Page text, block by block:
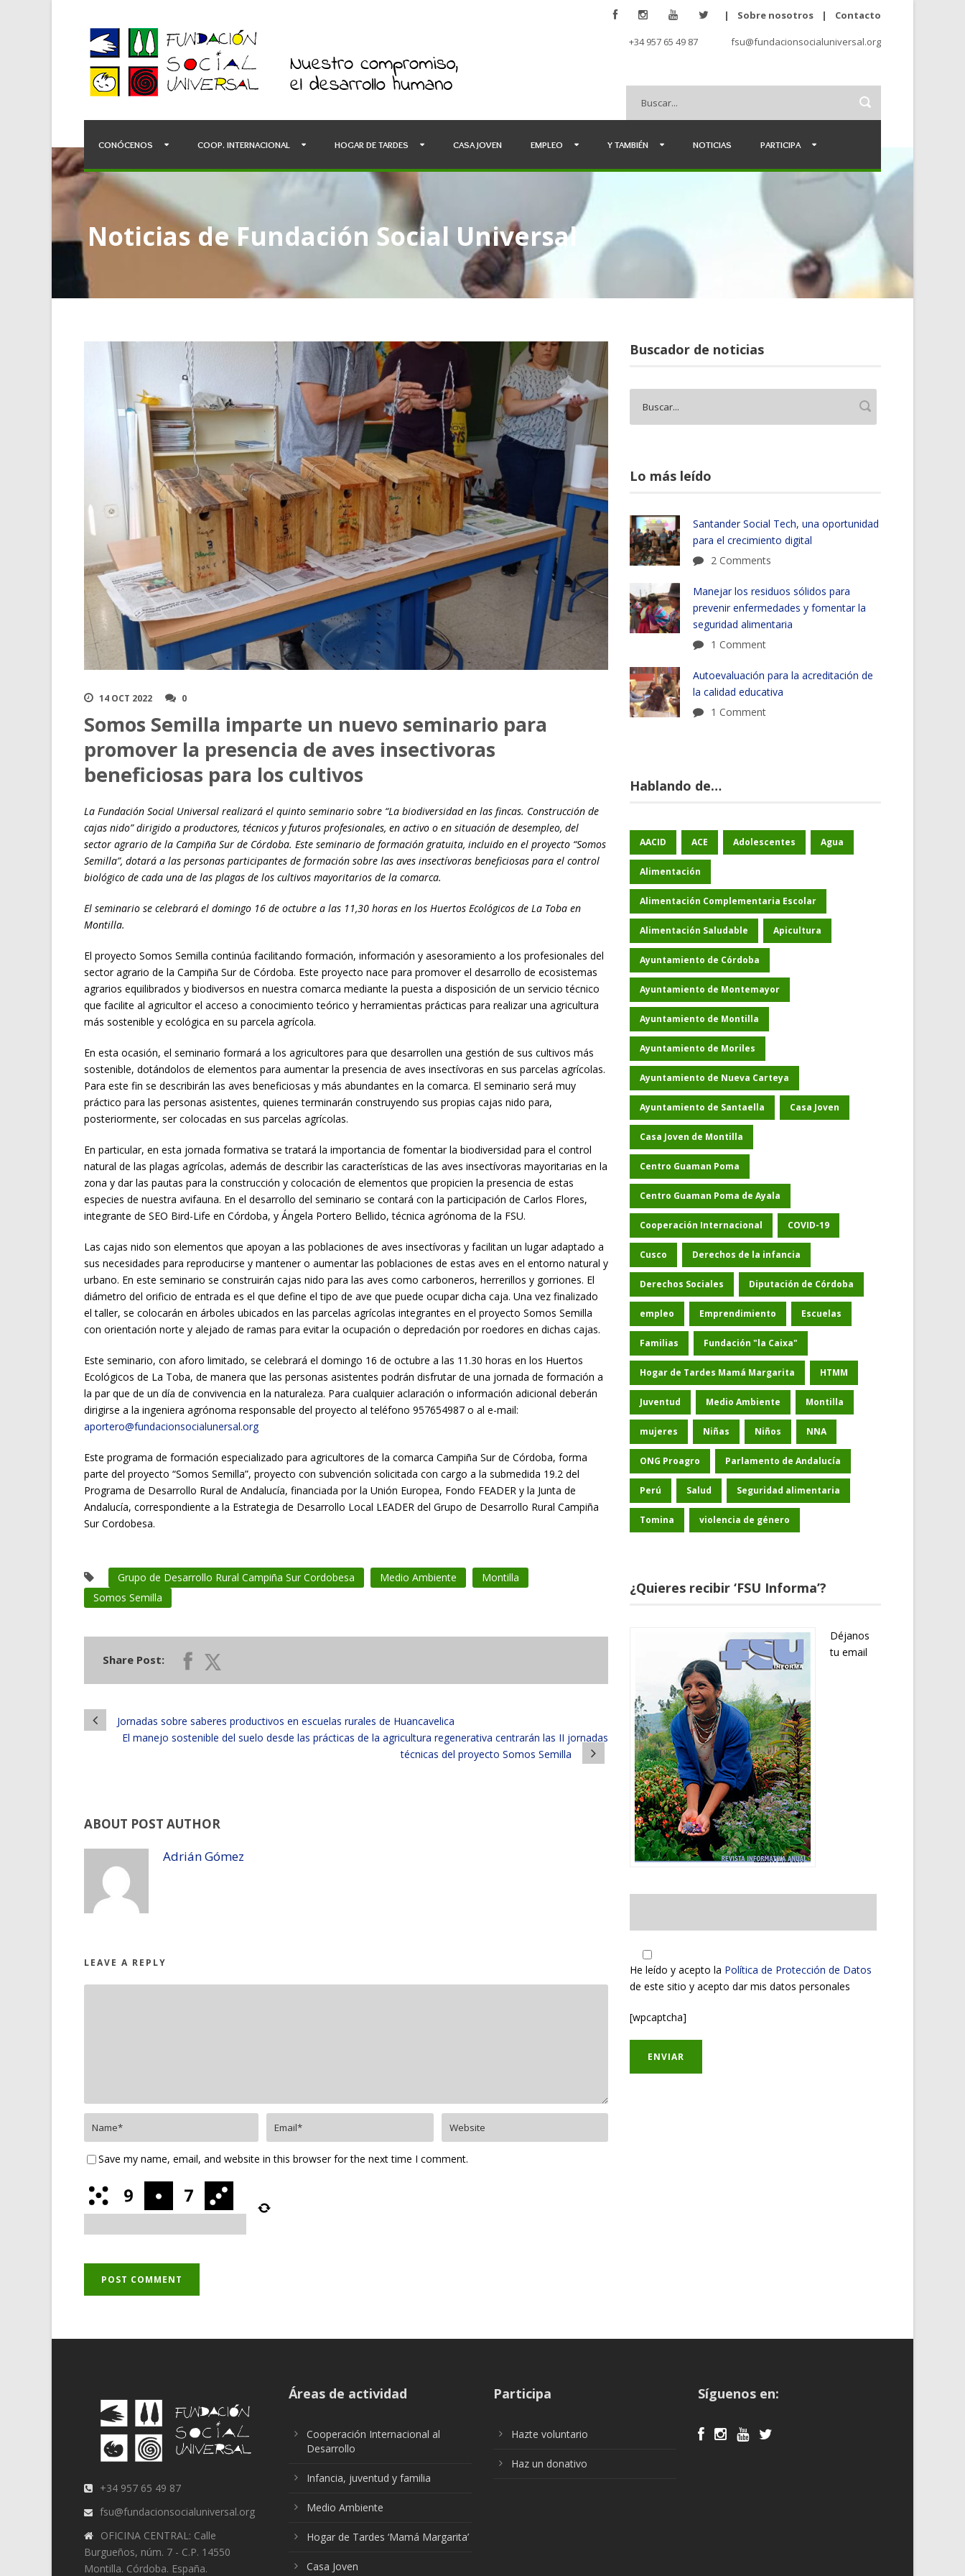
| Sobre nosotros | Contacto
+34 957 65 49 87 fsu@fundacionsocialuniversal.org
CONÓCENOS COOP. INTERNACIONAL HOGAR DE TARDES CASA JOVEN EMPLEO Y TAMBIÉN NOTICIAS PARTICIPA
Noticias de Fundación Social Universal
14 OCT 2022 0
Somos Semilla imparte un nuevo seminario para
promover la presencia de aves insectivoras
beneficiosas para los cultivos
La Fundación Social Universal realizará el quinto seminario sobre “La biodiversidad en las fincas. Construcción de
cajas nido” dirigido a productores, técnicos y futuros profesionales, en activo o en situación de desempleo, del
sector agrario de la Campiña Sur de Córdoba. Este seminario de formación gratuita, incluido en el proyecto “Somos
Semilla”, dotará a las personas participantes de formación sobre las aves insectívoras beneficiosas para el control
biológico de cada una de las plagas de los cultivos mayoritarios de la comarca.
El seminario se celebrará el domingo 16 de octubre a las 11,30 horas en los Huertos Ecológicos de La Toba en
Montilla.
El proyecto Somos Semilla continúa facilitando formación, información y asesoramiento a los profesionales del
sector agrario de la Campiña Sur de Córdoba. Este proyecto nace para promover el desarrollo de ecosistemas
agrarios equilibrados y biodiversos en nuestra comarca mediante la puesta a disposición de un servicio técnico
que facilite al agricultor el acceso a conocimiento teórico y herramientas prácticas para realizar una agricultura
más sostenible y ecológica en su parcela agrícola.
En esta ocasión, el seminario formará a los agricultores para que desarrollen una gestión de sus cultivos más
sostenible, dotándolos de elementos para aumentar la presencia de aves insectívoras en sus parcelas agrícolas.
Para este fin se describirán las aves beneficiosas y más abundantes en la comarca. El seminario será muy
práctico para las personas asistentes, quienes terminarán construyendo sus propias cajas nido para,
posteriormente, ser colocadas en sus parcelas agrícolas.
En particular, en esta jornada formativa se tratará la importancia de fomentar la biodiversidad para el control
natural de las plagas agrícolas, además de describir las características de las aves insectívoras mayoritarias en la
zona y dar las pautas para la construcción y colocación de elementos que propicien la presencia de estas
especies de nuestra avifauna. En el desarrollo del seminario se contará con la participación de Carlos Flores,
integrante de SEO Bird-Life en Córdoba, y Ángela Portero Bellido, técnica agrónoma de la FSU.
Las cajas nido son elementos que apoyan a las poblaciones de aves insectívoras y facilitan un lugar adaptado a
sus necesidades para reproducirse y mantener o aumentar las poblaciones de estas aves en el entorno natural y
urbano. En este seminario se construirán cajas nido para las aves como carboneros, herrerillos y gorriones. El
diámetro del orificio de entrada es el que define el tipo de ave que puede ocupar dicha caja. Una vez finalizado
el taller, se colocarán en árboles ubicados en las parcelas agrícolas integrantes en el proyecto Somos Semilla
con orientación norte y alejado de ramas para evitar la ocupación o depredación por roedores en dichas cajas.
Este seminario, con aforo limitado, se celebrará el domingo 16 de octubre a las 11.30 horas en los Huertos
Ecológicos de La Toba, de manera que las personas asistentes podrán disfrutar de una jornada de formación a
la par que de un día de convivencia en la naturaleza. Para cualquier aclaración o información adicional deberán
dirigirse a la ingeniera agrónoma responsable del proyecto al teléfono 957654987 o al e-mail:
aportero@fundacionsocialunersal.org
Este programa de formación especializado para agricultores de la comarca Campiña Sur de Córdoba, forma
parte del proyecto “Somos Semilla”, proyecto con subvención solicitada con cargo a la submedida 19.2 del
Programa de Desarrollo Rural de Andalucía, financiada por la Unión Europea, Fondo FEADER y la Junta de
Andalucía, correspondiente a la Estrategia de Desarrollo Local LEADER del Grupo de Desarrollo Rural Campiña
Sur Cordobesa.
Grupo de Desarrollo Rural Campiña Sur Cordobesa Medio Ambiente
Montilla
Somos Semilla
Share Post:
Jornadas sobre saberes productivos en escuelas rurales de Huancavelica
El manejo sostenible del suelo desde las prácticas de la agricultura regenerativa centrarán las II jornadas
técnicas del proyecto Somos Semilla
ABOUT POST AUTHOR
Adrián Gómez
LEAVE A REPLY
Save my name, email, and website in this browser for the next time I comment.
Buscador de noticias
Lo más leído
Santander Social Tech, una oportunidad
para el crecimiento digital
2 Comments
Manejar los residuos sólidos para
prevenir enfermedades y fomentar la
seguridad alimentaria
1 Comment
Autoevaluación para la acreditación de
la calidad educativa
1 Comment
Hablando de…
AACID ACE Adolescentes Agua
Alimentación
Alimentación Complementaria Escolar
Alimentación Saludable Apicultura
Ayuntamiento de Córdoba
Ayuntamiento de Montemayor
Ayuntamiento de Montilla
Ayuntamiento de Moriles
Ayuntamiento de Nueva Carteya
Ayuntamiento de Santaella Casa Joven
Casa Joven de Montilla
Centro Guaman Poma
Centro Guaman Poma de Ayala
Cooperación Internacional COVID-19
Cusco Derechos de la infancia
Derechos Sociales Diputación de Córdoba
empleo Emprendimiento Escuelas
Familias Fundación "la Caixa"
Hogar de Tardes Mamá Margarita HTMM
Juventud Medio Ambiente Montilla
mujeres Niñas Niños NNA
ONG Proagro Parlamento de Andalucía
Perú Salud Seguridad alimentaria
Tomina violencia de género
¿Quieres recibir ‘FSU Informa’?
Déjanos
tu email
He leído y acepto la Política de Protección de Datos
de este sitio y acepto dar mis datos personales
[wpcaptcha]
+34 957 65 49 87
fsu@fundacionsocialuniversal.org
OFICINA CENTRAL: Calle
Burgueños, núm. 7 - C.P. 14550
Montilla. Córdoba. España.
Áreas de actividad
Cooperación Internacional al
Desarrollo
Infancia, juventud y familia
Medio Ambiente
Hogar de Tardes ‘Mamá Margarita’
Casa Joven
Participa
Hazte voluntario
Haz un donativo
Síguenos en: